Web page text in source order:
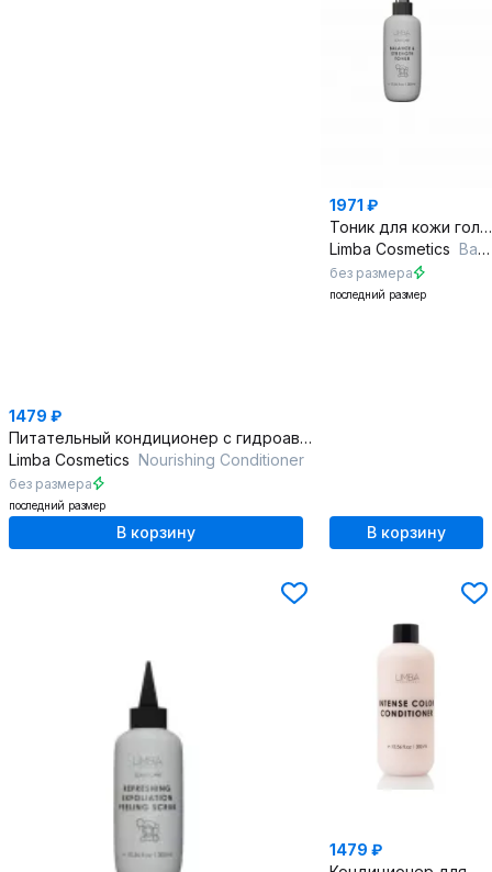
1479 ₽
Питательный кондиционер с гидроавансом 300 мл
Limba Cosmetics Nourishing Conditioner
без размера
последний размер
В корзину
1971 ₽
Тоник для кожи головы баланс и укрепление 300 мл
Limba Cosmetics Balance & Strength Toner
без размера
последний размер
В корзину
1479 ₽